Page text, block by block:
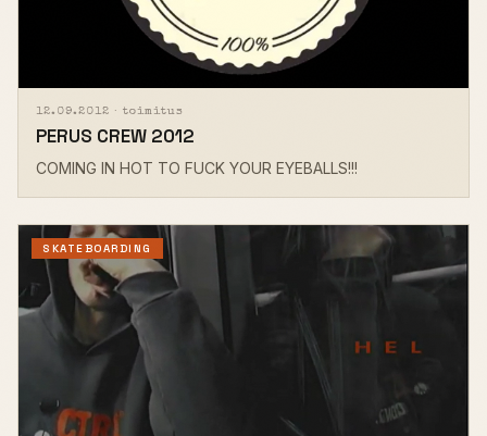
12.09.2012 · toimitus
PERUS CREW 2012
COMING IN HOT TO FUCK YOUR EYEBALLS!!!
SKATEBOARDING